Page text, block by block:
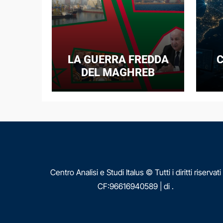
LA GUERRA FREDDA
DEL MAGHREB
Centro Analisi e Studi Italus © Tutti i diritti riservati
CF:96616940589 di .